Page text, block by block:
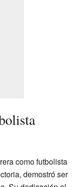
como futbolista
demostró ser